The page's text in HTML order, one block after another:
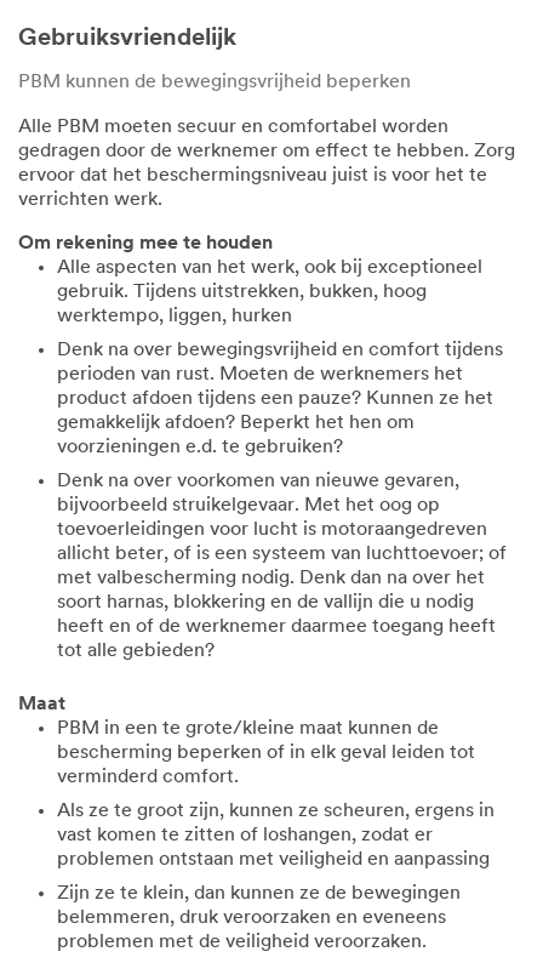
Gebruiksvriendelijk
PBM kunnen de bewegingsvrijheid beperken
Alle PBM moeten secuur en comfortabel worden
gedragen door de werknemer om effect te hebben. Zorg
ervoor dat het beschermingsniveau juist is voor het te
verrichten werk.
Om rekening mee te houden
Alle aspecten van het werk, ook bij exceptioneel
gebruik. Tijdens uitstrekken, bukken, hoog
werktempo, liggen, hurken
Denk na over bewegingsvrijheid en comfort tijdens
perioden van rust. Moeten de werknemers het
product afdoen tijdens een pauze? Kunnen ze het
gemakkelijk afdoen? Beperkt het hen om
voorzieningen e.d. te gebruiken?
Denk na over voorkomen van nieuwe gevaren,
bijvoorbeeld struikelgevaar. Met het oog op
toevoerleidingen voor lucht is motoraangedreven
allicht beter, of is een systeem van luchttoevoer; of
met valbescherming nodig. Denk dan na over het
soort harnas, blokkering en de vallijn die u nodig
heeft en of de werknemer daarmee toegang heeft
tot alle gebieden?
Maat
PBM in een te grote/kleine maat kunnen de
bescherming beperken of in elk geval leiden tot
verminderd comfort.
Als ze te groot zijn, kunnen ze scheuren, ergens in
vast komen te zitten of loshangen, zodat er
problemen ontstaan met veiligheid en aanpassing
Zijn ze te klein, dan kunnen ze de bewegingen
belemmeren, druk veroorzaken en eveneens
problemen met de veiligheid veroorzaken.